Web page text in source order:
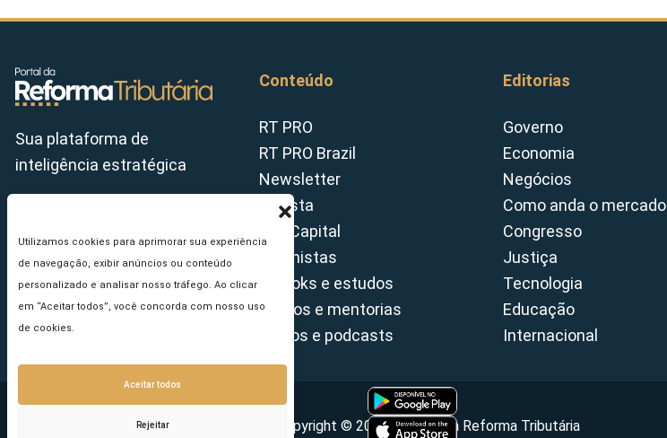
Utilizamos cookies para aprimorar sua experiência
de navegação, exibir anúncios ou conteúdo
personalizado e analisar nosso tráfego. Ao clicar
em “Aceitar todos”, você concorda com nosso uso
de cookies.
Aceitar todos
Rejeitar
Sua plataforma de
inteligência estratégica
Conteúdo
RT PRO
RT PRO Brazil
Newsletter
Revista
Tax Capital
Colunistas
E-books e estudos
Cursos e mentorias
Vídeos e podcasts
Editorias
Governo
Economia
Negócios
Como anda o mercado
Congresso
Justiça
Tecnologia
Educação
Internacional
Copyright © 2026 - Portal da Reforma Tributária